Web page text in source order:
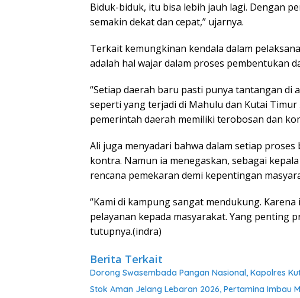
Biduk-biduk, itu bisa lebih jauh lagi. Dengan
semakin dekat dan cepat,” ujarnya.
Terkait kemungkinan kendala dalam
adalah hal wajar dalam proses pembentukan
“Setiap daerah baru pasti punya tantangan di
seperti yang terjadi di Mahulu dan Kutai
pemerintah daerah memiliki terobosan dan
Ali juga menyadari bahwa dalam setiap
kontra. Namun ia menegaskan, sebagai
rencana pemekaran demi kepentingan
“Kami di kampung sangat mendukung.
pelayanan kepada masyarakat. Yang penting
tutupnya.(indra)
Berita Terkait
Dorong Swasembada Pangan Nasional, Kapolres
Stok Aman Jelang Lebaran 2026, Pertamina Imbau